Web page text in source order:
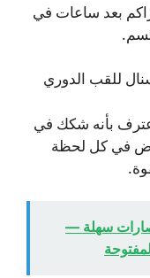
بعد ساعات في
للقب الدوري
بأنه شكك في
في كل لحظة
سهلة —